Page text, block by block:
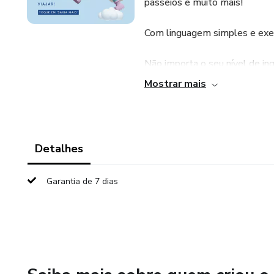
Com linguagem simples e
Não importa o seu nível de
permitindo que você
Mostrar mais
Detalhes
Garantia de 7 dias